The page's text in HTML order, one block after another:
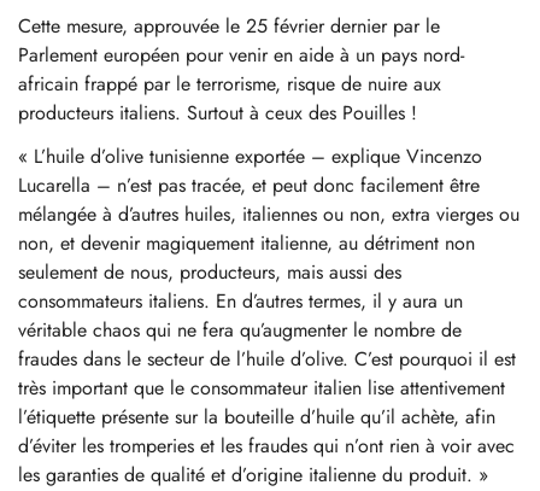
Cette mesure, approuvée le 25 février dernier par le
Parlement européen pour venir en aide à un pays nord-
africain frappé par le terrorisme, risque de nuire aux
producteurs italiens. Surtout à ceux des Pouilles !
« L’huile d’olive tunisienne exportée – explique Vincenzo
Lucarella – n’est pas tracée, et peut donc facilement être
mélangée à d’autres huiles, italiennes ou non, extra vierges ou
non, et devenir magiquement italienne, au détriment non
seulement de nous, producteurs, mais aussi des
consommateurs italiens. En d’autres termes, il y aura un
véritable chaos qui ne fera qu’augmenter le nombre de
fraudes dans le secteur de l’huile d’olive. C’est pourquoi il est
très important que le consommateur italien lise attentivement
l’étiquette présente sur la bouteille d’huile qu’il achète, afin
d’éviter les tromperies et les fraudes qui n’ont rien à voir avec
les garanties de qualité et d’origine italienne du produit. »